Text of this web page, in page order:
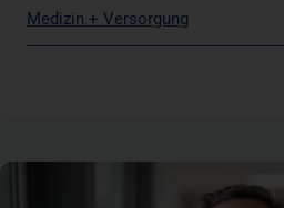
Medizin + Versorgung